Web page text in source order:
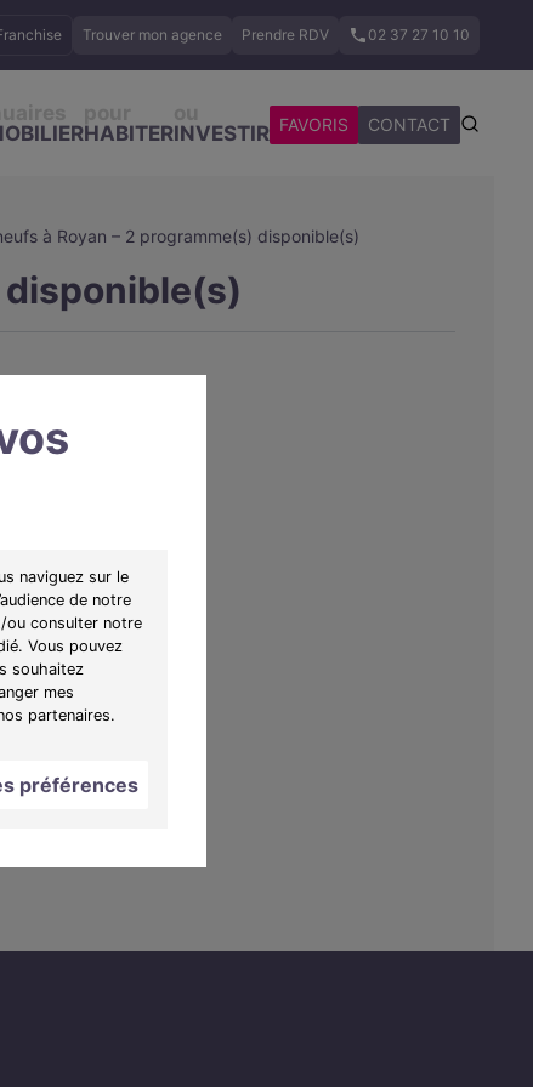
naviguez sur le
de notre
ou consulter notre
Vous pouvez
souhaitez
mes
partenaires.
préférences
Trouver mon agence Prendre RDV 02 37 27 10 10
HABITERINVESTIR FAVORIS CONTACT
à Royan – 2 programme(s) disponible(s)
disponible(s)